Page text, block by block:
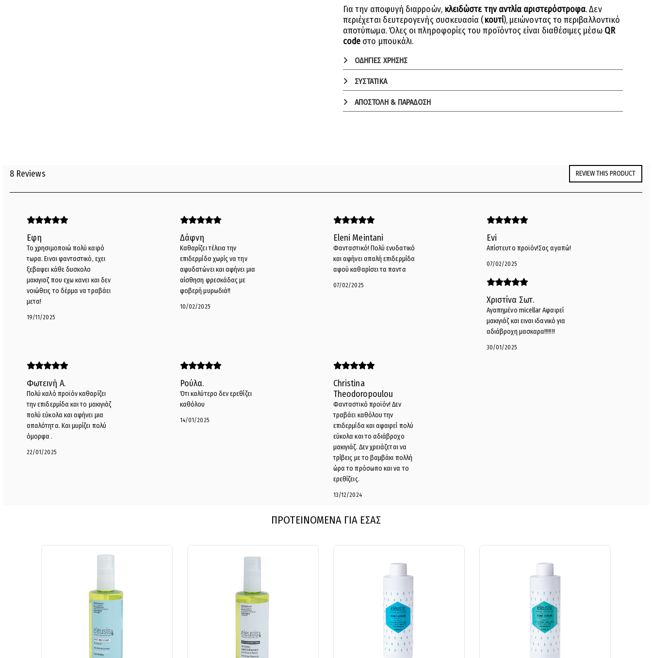
Για την αποφυγή διαρροών, κλειδώστε την αντλία αριστερόστροφα. Δεν
περιέχεται δευτερογενής συσκευασία (κουτί), μειώνοντας το περιβαλλοντικό
αποτύπωμα. Όλες οι πληροφορίες του προϊόντος είναι διαθέσιμες μέσω QR
code στο μπουκάλι.
ΟΔΗΓΙΕΣ ΧΡΗΣΗΣ
ΣΥΣΤΑΤΙΚΑ
ΑΠΟΣΤΟΛΗ & ΠΑΡΑΔΟΣΗ
8 Reviews REVIEW THIS PRODUCT
Εφη
Το χρησιμοποιώ πολύ καιρό
τωρα. Ειναι φανταστικό, εχει
ξεβαψει κάθε δυσκολο
μακιγιαζ που εχω κανει και δεν
νοιώθεις το δέρμα να τραβάει
μετα!
19/11/2025
Δάφνη
Καθαρίζει τέλεια την
επιδερμίδα χωρίς να την
αφυδατώνει και αφήνει μια
αίσθηση φρεσκάδας με
φοβερή μυρωδιά!!
10/02/2025
Eleni Meintani
Φανταστικό! Πολύ ενυδατικό
και αφήνει απαλή επιδερμίδα
αφού καθαρίσει τα παντα
07/02/2025
Evi
Απίστευτο προϊόν!Σας αγαπώ!
07/02/2025
Χριστίνα Σωτ.
Αγαπημένο micellar Αφαιρεί
μακιγιάζ και ειναι ιδανικό για
αδιάβροχη μασκαρα!!!!!!!
30/01/2025
Φωτεινή Α.
Πολύ καλό προϊόν καθαρίζει
την επιδερμίδα και το μακιγιάζ
πολύ εύκολα και αφήνει μια
απαλότητα. Και μυρίζει πολύ
όμορφα .
22/01/2025
Ρούλα.
Ότι καλύτερο δεν ερεθίζει
καθόλου
14/01/2025
Christina
Theodoropoulou
Φανταστικό προϊόν! Δεν
τραβάει καθόλου την
επιδερμίδα και αφαιρεί πολύ
εύκολα και το αδιάβροχο
μακιγιάζ. Δεν χρειάζεται να
τρίβεις με το βαμβάκι πολλή
ώρα το πρόσωπο και να το
ερεθίζεις.
13/12/2024
ΠΡΟΤΕΙΝΟΜΕΝΑ ΓΙΑ ΕΣΑΣ